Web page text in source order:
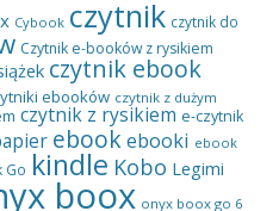
Cybook czytnik czytnik do
Czytnik e-booków z rysikiem
czytnik ebook
ebooków czytnik z dużym
czytnik z rysikiem e-czytnik
ebookebooki ebook
Go kindle Kobo Legimi
boox onyx boox go 6